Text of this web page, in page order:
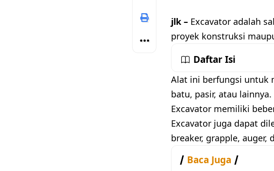
jlk – Excavator adalah
proyek konstruksi
Daftar Isi
Alat ini berfungsi untuk
batu, pasir, atau lainnya.
Excavator memiliki
Excavator juga dapat
breaker, grapple, auger,
Baca Juga